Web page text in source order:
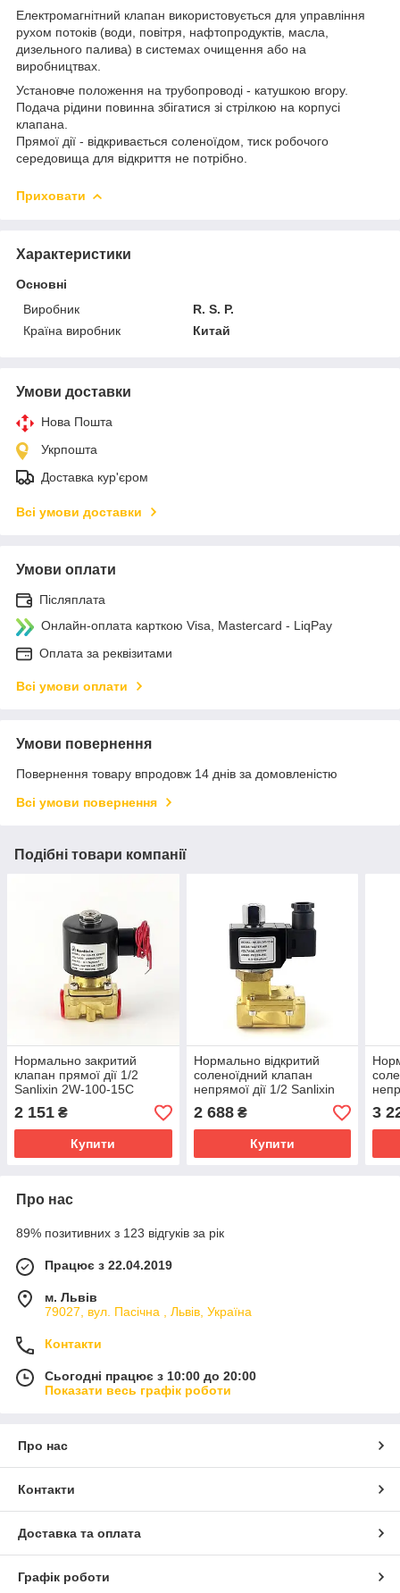
Електромагнітний клапан використовується для управління
рухом потоків (води, повітря, нафтопродуктів, масла,
дизельного палива) в системах очищення або на
виробництвах.
Установче положення на трубопроводі - катушкою вгору.
Подача рідини повинна збігатися зі стрілкою на корпусі
клапана.
Прямої дії - відкривається соленоїдом, тиск робочого
середовища для відкриття не потрібно.
Приховати
Характеристики
Основні
Виробник
R. S. P.
Країна виробник
Китай
Умови доставки
Нова Пошта
Укрпошта
Доставка кур'єром
Всі умови доставки
Умови оплати
Післяплата
Онлайн-оплата карткою Visa, Mastercard - LiqPay
Оплата за реквізитами
Всі умови оплати
Умови повернення
Повернення товару впродовж 14 днів за домовленістю
Всі умови повернення
Подібні товари компанії
Нормально закритий
клапан прямої дії 1/2
Sanlixin 2W-100-15C
EPDM AC220V 0-7 bar
2 151 ₴
Купити
Нормально відкритий
соленоїдний клапан
непрямої дії 1/2 Sanlixin
SLP2DF02E1D13 AC220V
0.5-13 bar
2 688₴
Купити
0,5-
3
Про нас
89% позитивних з 123 відгуків за рік
Працює з 22.04.2019
м. Львів
79027, вул. Пасічна , Львів, Україна
Контакти
Сьогодні працює з 10:00 до 20:00
Показати весь графік роботи
Про нас
Контакти
Доставка та оплата
Графік роботи